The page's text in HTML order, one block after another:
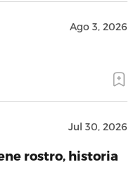
Ago 3, 2026
Jul 30, 2026
rostro, historia